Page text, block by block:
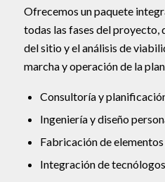
Ofrecemos un paquete
todas las fases del proyecto,
del sitio y el análisis de
marcha y operación de la
Consultoría y
Ingeniería y diseño
Fabricación de
Integración de